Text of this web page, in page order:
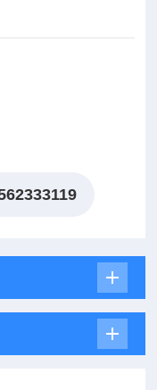
，整套系统将由故障测
标，全电脑XP操作平
配有电缆故障测试软